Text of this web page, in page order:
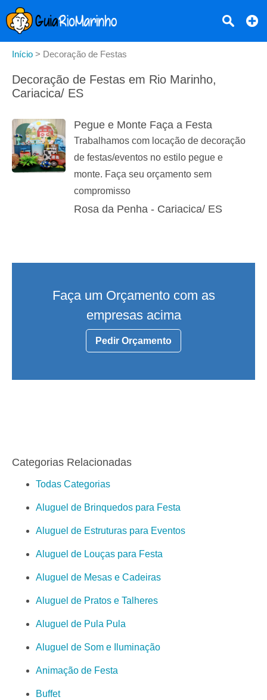
Início > Decoração de Festas
Decoração de Festas em Rio Marinho,
Cariacica/ ES
Pegue e Monte Faça a Festa
Trabalhamos com locação de decoração
de festas/eventos no estilo pegue e
monte. Faça seu orçamento sem
compromisso
Rosa da Penha - Cariacica/ ES
Faça um Orçamento com as
empresas acima
Pedir Orçamento
Categorias Relacionadas
Todas Categorias
Aluguel de Brinquedos para Festa
Aluguel de Estruturas para Eventos
Aluguel de Louças para Festa
Aluguel de Mesas e Cadeiras
Aluguel de Pratos e Talheres
Aluguel de Pula Pula
Aluguel de Som e Iluminação
Animação de Festa
Buffet